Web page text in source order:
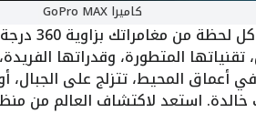
كاميرا GoPro MAX
المحيط، تتزلج على الجبال،
استعد لاكتشاف العالم من